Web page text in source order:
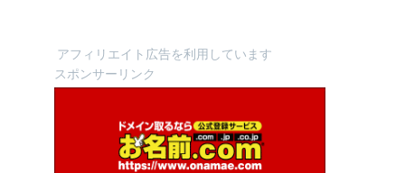
アフィリエイト広告を利用しています
スポンサーリンク